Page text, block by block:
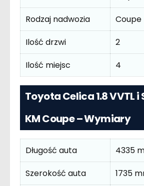
Rodzaj nadwozia
Coupe
Ilość drzwi
2
Ilość miejsc
4
Toyota Celica 1.8 VVTL i
KM Coupe – Wymiary
Długość auta
4335
Szerokość auta
1735